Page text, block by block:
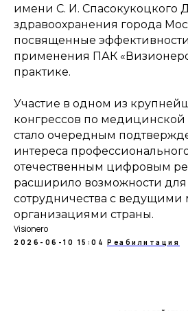
имени С. И. Спасокукоцкого
здравоохранения города
посвященные
применения ПАК
практике.
Участие в одном из
конгрессов по
стало очередным
интереса
отечественным цифровым
расширило возможности
сотрудничества с
организациями страны.
Visionero
2026-06-10 15:04 Реабилитация